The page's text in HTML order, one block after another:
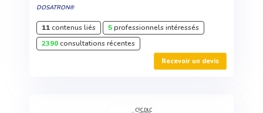
DOSATRON®
11contenus liés 5professionnels intéressés
2390consultations récentes
Recevoir un devis